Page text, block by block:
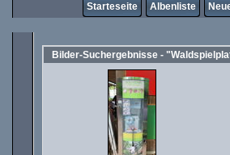
Starteseite Albenliste
Bilder-Suchergebnisse -